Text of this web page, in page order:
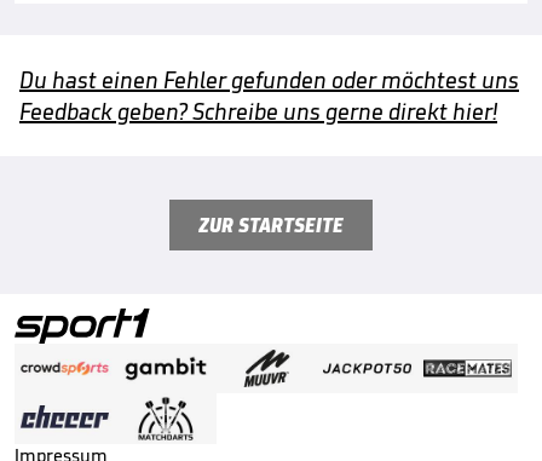
Du hast einen Fehler gefunden oder möchtest uns
Feedback geben? Schreibe uns gerne direkt hier!
ZUR STARTSEITE
Impressum